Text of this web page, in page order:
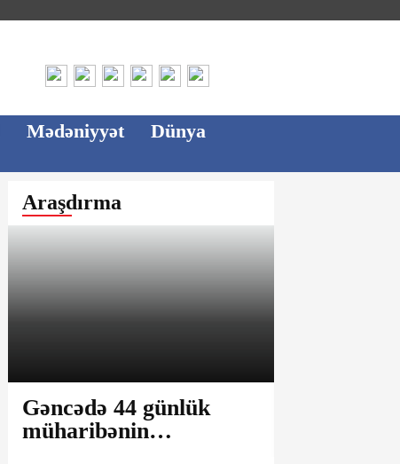
Mədəniyyət
Dünya
Araşdırma
Gəncədə 44 günlük
müharibənin